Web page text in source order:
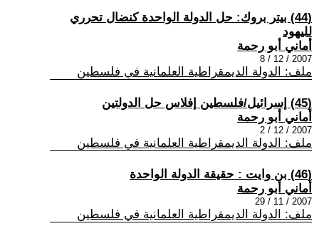
(44) بيتر بروك: حل الدولة الواحدة كنضال تحرري
لليهود
أماني أبو رحمة
2007 / 12 / 8
ملف: الدولة الديمقراطية العلمانية في فلسطين
(45) إسرائيل/فلسطين إفلاس حل الدولتين
أماني أبو رحمة
2007 / 12 / 2
ملف: الدولة الديمقراطية العلمانية في فلسطين
(46) بن وايت : حقيقة الدولة الواحدة
أماني أبو رحمة
2007 / 11 / 29
ملف: الدولة الديمقراطية العلمانية في فلسطين